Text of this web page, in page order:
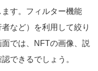
す。フィルター機能
など）を利用して絞り
では、NFTの画像、説
できるでしょう。